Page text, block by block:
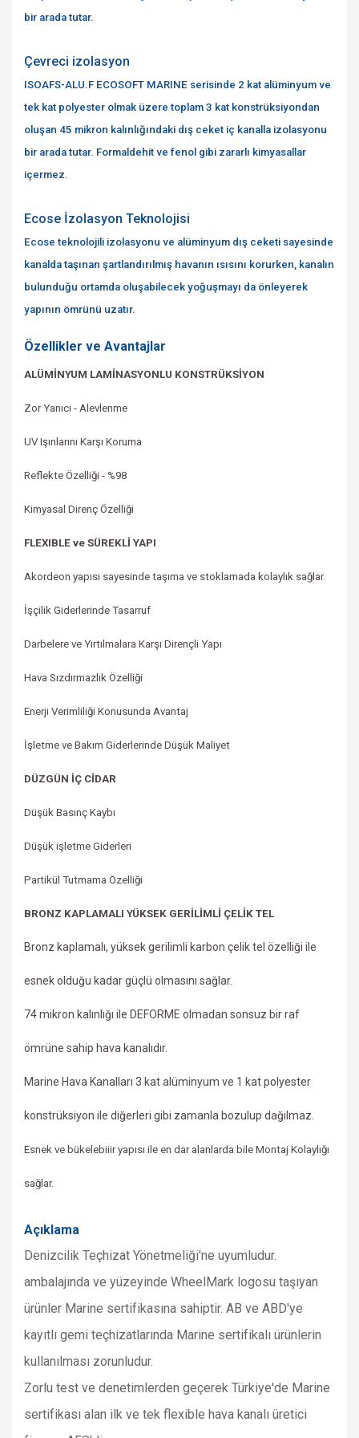
bir arada tutar.
Çevreci izolasyon
ISOAFS-ALU.F ECOSOFT MARINE serisinde 2 kat alüminyum ve
tek kat polyester olmak üzere toplam 3 kat konstrüksiyondan
oluşan 45 mikron kalınlığındaki dış ceket iç kanalla izolasyonu
bir arada tutar. Formaldehit ve fenol gibi zararlı kimyasallar
içermez.
Ecose İzolasyon Teknolojisi
Ecose teknolojili izolasyonu ve alüminyum dış ceketi sayesinde
kanalda taşınan şartlandırılmış havanın ısısını korurken, kanalın
bulunduğu ortamda oluşabilecek yoğuşmayı da önleyerek
yapının ömrünü uzatır.
Özellikler ve Avantajlar
ALÜMİNYUM LAMİNASYONLU KONSTRÜKSİYON
Zor Yanıcı - Alevlenme
UV Işınlarını Karşı Koruma
Reflekte Özelliği - %98
Kimyasal Direnç Özelliği
FLEXIBLE ve SÜREKLİ YAPI
Akordeon yapısı sayesinde taşıma ve stoklamada kolaylık sağlar.
İşçilik Giderlerinde Tasarruf
Darbelere ve Yırtılmalara Karşı Dirençli Yapı
Hava Sızdırmazlık Özelliği
Enerji Verimliliği Konusunda Avantaj
İşletme ve Bakım Giderlerinde Düşük Maliyet
DÜZGÜN İÇ CİDAR
Düşük Basınç Kaybı
Düşük işletme Giderleri
Partikül Tutmama Özelliği
BRONZ KAPLAMALI YÜKSEK GERİLİMLİ ÇELİK TEL
Bronz kaplamalı, yüksek gerilimli karbon çelik tel özelliği ile
esnek olduğu kadar güçlü olmasını sağlar.
74 mikron kalınlığı ile DEFORME olmadan sonsuz bir raf
ömrüne sahip hava kanalıdır.
Marine Hava Kanalları 3 kat alüminyum ve 1 kat polyester
konstrüksiyon ile diğerleri gibi zamanla bozulup dağılmaz.
Esnek ve bükelebiiir yapısı ile en dar alanlarda bile Montaj Kolaylığı
sağlar.
Açıklama
Denizcilik Teçhizat Yönetmeliği'ne uyumludur.
ambalajında ve yüzeyinde WheelMark logosu taşıyan
ürünler Marine sertifikasına sahiptir. AB ve ABD'ye
kayıtlı gemi teçhizatlarında Marine sertifikalı ürünlerin
kullanılması zorunludur.
Zorlu test ve denetimlerden geçerek Türkiye'de Marine
sertifikası alan ilk ve tek flexible hava kanalı üretici